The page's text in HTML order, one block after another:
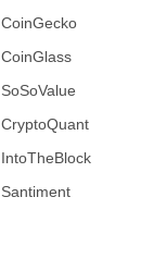
CoinGecko
CoinGlass
SoSoValue
CryptoQuant
IntoTheBlock
Santiment